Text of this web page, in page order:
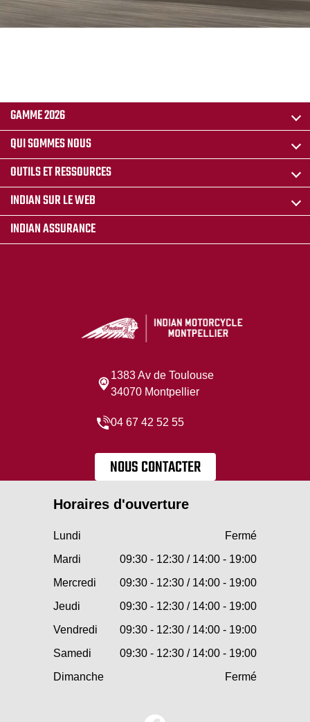
GAMME 2026
QUI SOMMES NOUS
OUTILS ET RESSOURCES
INDIAN SUR LE WEB
INDIAN ASSURANCE
1383 Av de Toulouse
34070 Montpellier
04 67 42 52 55
NOUS CONTACTER
Horaires d'ouverture
Lundi
Fermé
Mardi
09:30 - 12:30 / 14:00 - 19:00
Mercredi
09:30 - 12:30 / 14:00 - 19:00
Jeudi
09:30 - 12:30 / 14:00 - 19:00
Vendredi
09:30 - 12:30 / 14:00 - 19:00
Samedi
09:30 - 12:30 / 14:00 - 19:00
Dimanche
Fermé